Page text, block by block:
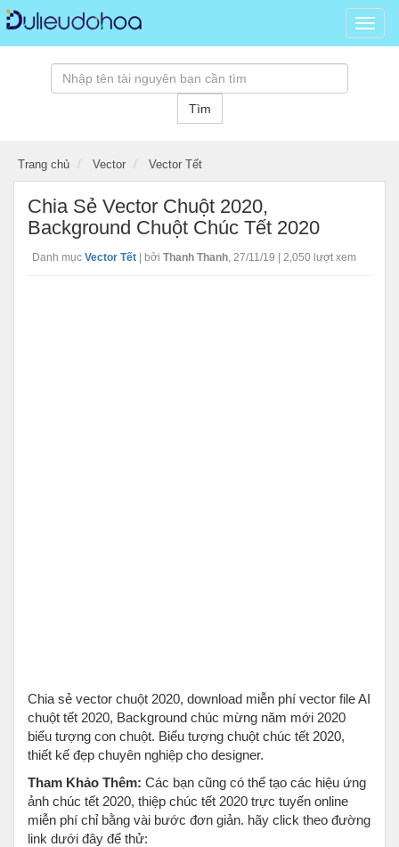
Dữ
liệu
Tìm
Trang chủ Vector Vector Tết
Chia Sẻ Vector Chuột 2020,
Background Chuột Chúc Tết 2020
Danh mục Vector Tết bởi Thanh Thanh, 27/11/19 | 2,050 lượt xem
Chia sẻ vector chuột 2020, download miễn phí vector file AI
chuột tết 2020, Background chúc mừng năm mới 2020
biểu tượng con chuột. Biểu tượng chuột chúc tết 2020,
thiết kế đẹp chuyên nghiệp cho designer.
Tham Khảo Thêm: Các bạn cũng có thể tạo các hiệu ứng
ảnh chúc tết 2020, thiệp chúc tết 2020 trực tuyến online
miễn phí chỉ bằng vài bước đơn giản. hãy click theo đường
link dưới đây để thử: